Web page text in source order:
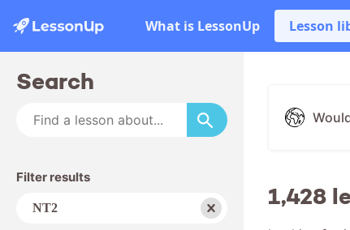
What is LessonUp Lesson
Search
Filter results
Subject
NT2 1,428